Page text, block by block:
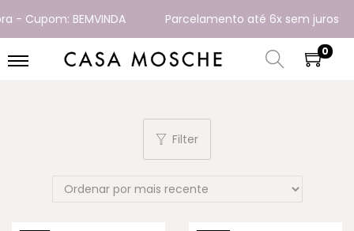
- Cupom: BEMVINDA Parcelamento até 6x sem juros
0
Filter